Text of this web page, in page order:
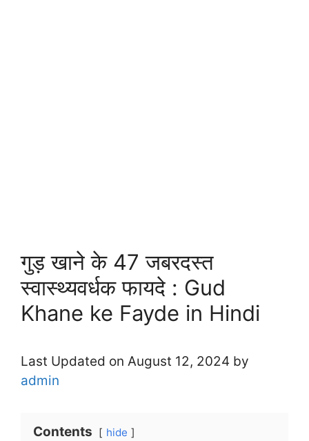
गुड़ खाने के 47 जबरदस्त
स्वास्थ्यवर्धक फायदे : Gud
Khane ke Fayde in Hindi
Last Updated on August 12, 2024 by
admin
Contents hide